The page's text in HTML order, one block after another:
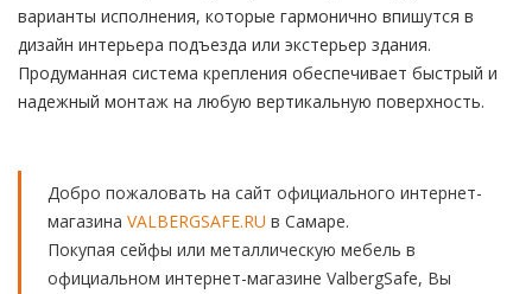
варианты исполнения, которые гармонично впишутся в
дизайн интерьера подъезда или экстерьер здания.
Продуманная система крепления обеспечивает быстрый и
надежный монтаж на любую вертикальную поверхность.
Добро пожаловать на сайт официального интернет-
магазина VALBERGSAFE.RU в Самаре.
Покупая сейфы или металлическую мебель в
официальном интернет-магазине ValbergSafe, Вы